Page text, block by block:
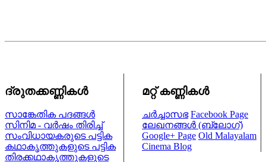
ദ്രുതക്കണ്ണികള്‍
സാങ്കേതിക പദങ്ങള്‍
സിനിമ - വര്‍ഷം തിരിച്ച്
സംവിധായകരുടെ പട്ടിക
കഥാകൃത്തുകളുടെ പട്ടിക
തിരക്കഥാകൃത്തുകളുടെ
മറ്റ് കണ്ണികള്‍
ചര്‍ച്ചാസഭ Facebook Page
ലേഖനങ്ങള്‍ (ബ്ലോഗ്)
Google+ Page Old Malayalam
Cinema Blog